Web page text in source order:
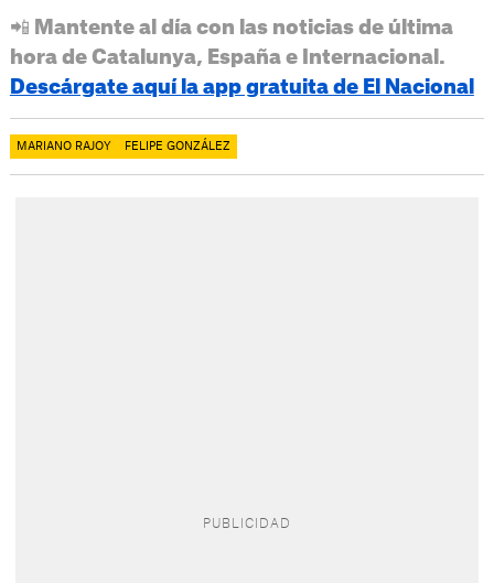
📲 Mantente al día con las noticias de última
hora de Catalunya, España e Internacional.
Descárgate aquí la app gratuita de El Nacional
MARIANO RAJOY FELIPE GONZÁLEZ